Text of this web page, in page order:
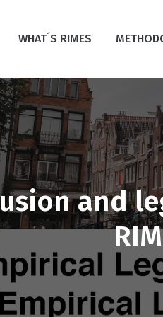
WHAT´S RIMES
de la
Análisis del
en el
and